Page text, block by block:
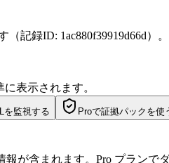
記録ID: 1ac880f39919d66d）。
表示されます。
を監視する Proで証拠パックを使
が含まれます。Pro プランで